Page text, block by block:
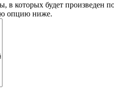
которых будет произведен
опцию ниже.